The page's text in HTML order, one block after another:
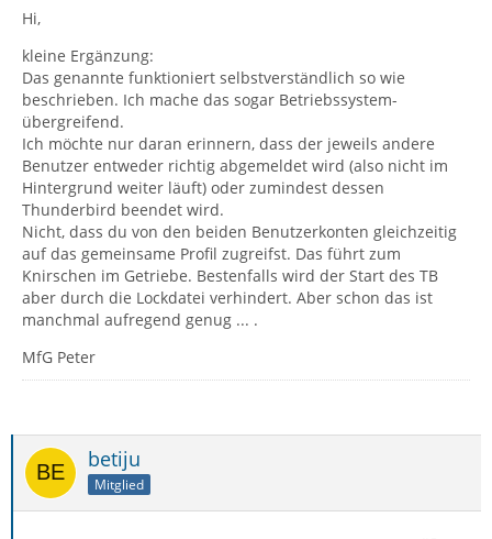
Hi,
kleine Ergänzung:
Das genannte funktioniert selbstverständlich so wie
beschrieben. Ich mache das sogar Betriebssystem-
übergreifend.
Ich möchte nur daran erinnern, dass der jeweils andere
Benutzer entweder richtig abgemeldet wird (also nicht im
Hintergrund weiter läuft) oder zumindest dessen
Thunderbird beendet wird.
Nicht, dass du von den beiden Benutzerkonten gleichzeitig
auf das gemeinsame Profil zugreifst. Das führt zum
Knirschen im Getriebe. Bestenfalls wird der Start des TB
aber durch die Lockdatei verhindert. Aber schon das ist
manchmal aufregend genug ... .
MfG Peter
betiju
Mitglied